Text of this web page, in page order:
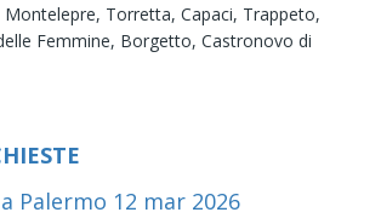
Montelepre, Torretta, Capaci, Trappeto,
Femmine, Borgetto, Castronovo di
a Palermo 12 mar 2026